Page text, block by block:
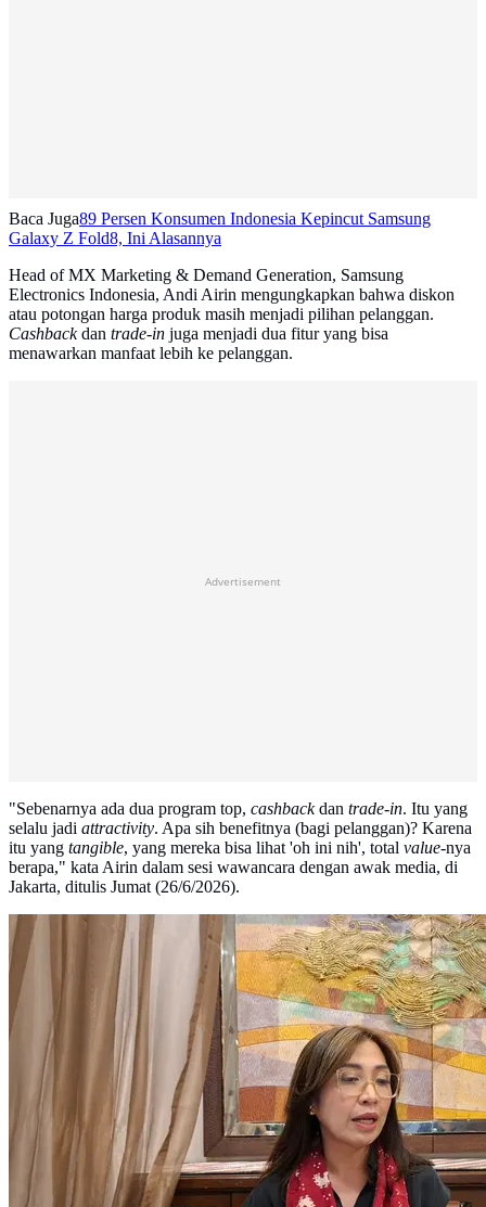
Baca Juga89 Persen Konsumen Indonesia Kepincut Samsung
Galaxy Z Fold8, Ini Alasannya
Head of MX Marketing & Demand Generation, Samsung
Electronics Indonesia, Andi Airin mengungkapkan bahwa diskon
atau potongan harga produk masih menjadi pilihan pelanggan.
Cashbackdan trade-in juga menjadi dua fitur yang bisa
menawarkan manfaat lebih ke pelanggan.
Advertisement
"Sebenarnya ada dua program top, cashbackdan trade-in. Itu yang
selalu jadi attractivity. Apa sih benefitnya (bagi pelanggan)? Karena
itu yang tangible, yang mereka bisa lihat 'oh ini nih', total value-nya
berapa," kata Airin dalam sesi wawancara dengan awak media, di
Jakarta, ditulis Jumat (26/6/2026).